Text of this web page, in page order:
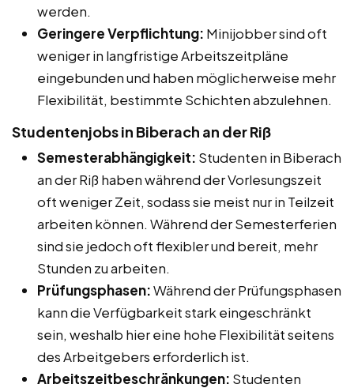
werden.
Geringere Verpflichtung: Minijobber sind oft
weniger in langfristige Arbeitszeitpläne
eingebunden und haben möglicherweise mehr
Flexibilität, bestimmte Schichten abzulehnen.
Studentenjobs in Biberach an der Riß
Semesterabhängigkeit: Studenten in Biberach
an der Riß haben während der Vorlesungszeit
oft weniger Zeit, sodass sie meist nur in Teilzeit
arbeiten können. Während der Semesterferien
sind sie jedoch oft flexibler und bereit, mehr
Stunden zu arbeiten.
Prüfungsphasen:Während der Prüfungsphasen
kann die Verfügbarkeit stark eingeschränkt
sein, weshalb hier eine hohe Flexibilität seitens
des Arbeitgebers erforderlich ist.
Arbeitszeitbeschränkungen: Studenten